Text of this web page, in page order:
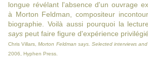
longue révélant l'absence d'un ouvrage
à Morton Feldman, compositeur
biographie. Voilà aussi pourquoi la
says peut faire figure d'expérience
Chris Villars,Morton Feldman says. Selected interviews
2006, Hyphen Press.